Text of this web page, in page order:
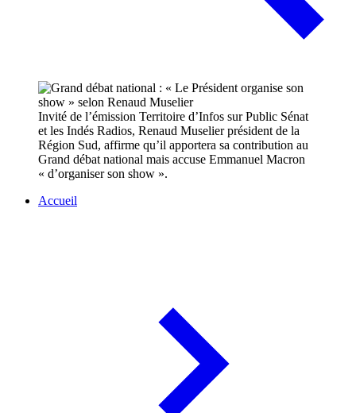
Invité de l’émission Territoire d’Infos sur Public Sénat
et les Indés Radios, Renaud Muselier président de la
Région Sud, affirme qu’il apportera sa contribution au
Grand débat national mais accuse Emmanuel Macron
« d’organiser son show ».
Accueil